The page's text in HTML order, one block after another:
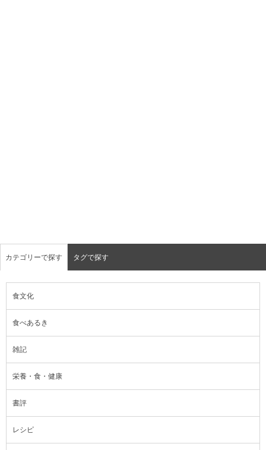
カテゴリーで探す タグで探す
食文化
食べあるき
雑記
栄養・食・健康
書評
レシピ